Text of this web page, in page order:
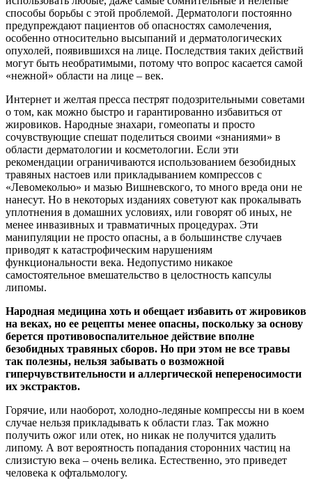
способы борьбы с этой проблемой. Дерматологи постоянно
предупреждают пациентов об опасностях самолечения,
особенно относительно высыпаний и дерматологических
опухолей, появившихся на лице. Последствия таких действий
могут быть необратимыми, потому что вопрос касается самой
«нежной» области на лице – век.
Интернет и желтая пресса пестрят подозрительными советами
о том, как можно быстро и гарантированно избавиться от
жировиков. Народные знахари, гомеопаты и просто
сочувствующие спешат поделиться своими «знаниями» в
области дерматологии и косметологии. Если эти
рекомендации ограничиваются использованием безобидных
травяных настоев или прикладыванием компрессов с
«Левомеколью» и мазью Вишневского, то много вреда они не
нанесут. Но в некоторых изданиях советуют как прокалывать
уплотнения в домашних условиях, или говорят об иных, не
менее инвазивных и травматичных процедурах. Эти
манипуляции не просто опасны, а в большинстве случаев
приводят к катастрофическим нарушениям
функциональности века. Недопустимо никакое
самостоятельное вмешательство в целостность капсулы
липомы.
Народная медицина хоть и обещает избавить от жировиков
на веках, но ее рецепты менее опасны, поскольку за основу
берется противовоспалительное действие вполне
безобидных травяных сборов. Но при этом не все травы
так полезны, нельзя забывать о возможной
гиперчувствительности и аллергической непереносимости
их экстрактов.
Горячие, или наоборот, холодно-ледяные компрессы ни в коем
случае нельзя прикладывать к области глаз. Так можно
получить ожог или отек, но никак не получится удалить
липому. А вот вероятность попадания сторонних частиц на
слизистую века – очень велика. Естественно, это приведет
человека к офтальмологу.